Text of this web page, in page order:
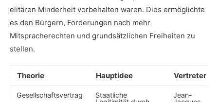
elitären Minderheit ​vorbehalten waren. Dies ermöglichte
es ⁣den Bürgern, Forderungen nach mehr
Mitspracherechten⁤ und ‌grundsätzlichen Freiheiten zu
⁣stellen.
Theorie Hauptidee Vertreter
Gesellschaftsvertrag
Staatliche⁣
Jean-